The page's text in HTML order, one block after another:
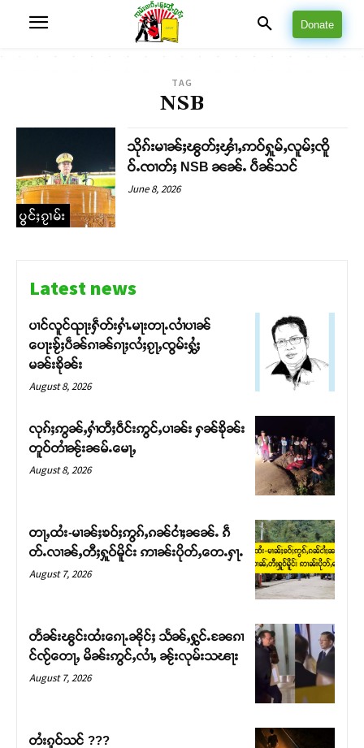
တႃႇႁႂ်ႈသဵင်ၵၢင်ၸႂ်ၵူၼ်းမိူင်း ၵူႈတီႈၵူႈလႅၼ်ပေႃးတေၸွ
တ်ႇ တူဝ်ႈလုမ်ႈၾႃႉၼၼ်ႉ ၶဝ်ႈႁူမ်ႈၵမ်ႉထႅမ် ၸုမ်းၶၢ
ဝ်ႇၽူႈတွႆႇႁွၵ်ႈ လႆႈယူႇၶႃႈဢေႃႈ။
Donate
TAG
NSB
ပွင်ႈၵႂၢမ်း
သိုၵ်းမၢၼ်ႈၽွတ်ႈၾၢႆႇဢဝ်ႁူမ်ႇလူမ်ႈၸိူ
ဝ်ႉၸၢတ်ႈ NSB ၼၼ်ႉ ပဵၼ်သင်
June 8, 2026
Latest news
ပၢင်လူင်ၺႃးႁဵတ်းႁၢႆႉမႃးတႃႉလၢႆပၢၼ် ​​
ပေႃးၶႂ်ႈပဵၼ်ၵၢၼ်ၵႃႈလႆႈၵႂႃႇၸွမ်းႁွႆႈ
မၼ်းၶိုၼ်း
August 8, 2026
လုၵ်ႈဢွၼ်ႇႁၢႆတီႈဝဵင်းဢွင်ႇပၢၼ်း ႁၼ်ၶိုၼ်း
တူဝ်တၢႆၼႂ်းၼမ်ႉမေႃႇ
August 8, 2026
တႃႇထႆး-မၢၼ်ႈၶဝ်ႈဢွၵ်ႇၵၼ်ငၢႆႈၼၼ်ႉ ၵဵ
တ်ႉလၢၼ်ႇတီႈႁူဝ်မိူင်း ဢၢၼ်းပိုတ်ႇတေႉႁႃႉ
August 7, 2026
တႅၼ်းၽွင်းထႆးၵေႃႉၼိုင်ႈ သႅၼ်ႇႁွင်ႉၼႄၵၢ
င်ၸႂ်တေႃႇ မိၼ်းဢွင်ႇလၢႆႇ ၼႂ်းလုမ်းသၽႃး
August 7, 2026
တႆးၵူဝ်သင် ???